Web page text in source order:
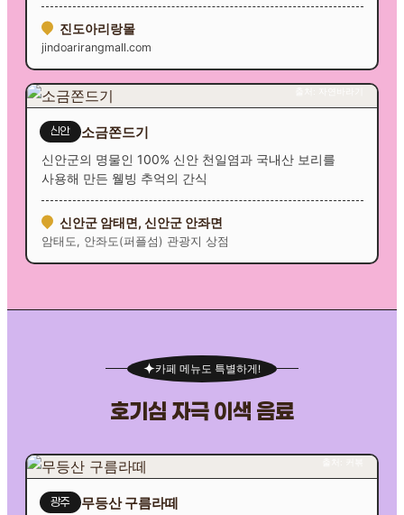
진도아리랑몰
jindoarirangmall.com
신안 소금쫀드기
신안군의 명물인 100% 신안 천일염과 국내산 보리를
사용해 만든 웰빙 추억의 간식
신안군 암태면, 신안군 안좌면
암태도, 안좌도(퍼플섬) 관광지 상점
카페 메뉴도 특별하게!
호기심 자극 이색 음료
광주 무등산 구름라떼